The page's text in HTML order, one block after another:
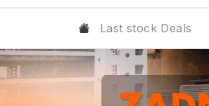
Last stock Deals